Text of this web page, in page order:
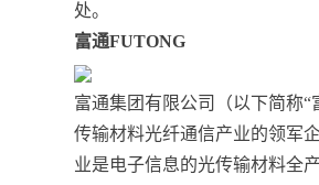
处。
富通FUTONG
富通集团有限公司（以下简称
传输材料光纤通信产业的领军
业是电子信息的光传输材料全